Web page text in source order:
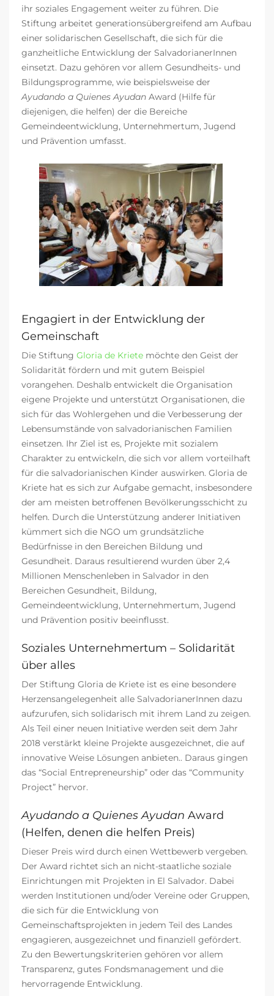
ihr soziales Engagement weiter zu führen. Die
Stiftung arbeitet generationsübergreifend am Aufbau
einer solidarischen Gesellschaft, die sich für die
ganzheitliche Entwicklung der SalvadorianerInnen
einsetzt. Dazu gehören vor allem Gesundheits- und
Bildungsprogramme, wie beispielsweise der
Ayudando a Quienes Ayudan Award (Hilfe für
diejenigen, die helfen) der die Bereiche
Gemeindeentwicklung, Unternehmertum, Jugend
und Prävention umfasst.
Engagiert in der Entwicklung der
Gemeinschaft
Die Stiftung Gloria de Kriete möchte den Geist der
Solidarität fördern und mit gutem Beispiel
vorangehen. Deshalb entwickelt die Organisation
eigene Projekte und unterstützt Organisationen, die
sich für das Wohlergehen und die Verbesserung der
Lebensumstände von salvadorianischen Familien
einsetzen. Ihr Ziel ist es, Projekte mit sozialem
Charakter zu entwickeln, die sich vor allem vorteilhaft
für die salvadorianischen Kinder auswirken. Gloria de
Kriete hat es sich zur Aufgabe gemacht, insbesondere
der am meisten betroffenen Bevölkerungsschicht zu
helfen. Durch die Unterstützung anderer Initiativen
kümmert sich die NGO um grundsätzliche
Bedürfnisse in den Bereichen Bildung und
Gesundheit. Daraus resultierend wurden über 2,4
Millionen Menschenleben in Salvador in den
Bereichen Gesundheit, Bildung,
Gemeindeentwicklung, Unternehmertum, Jugend
und Prävention positiv beeinflusst.
Soziales Unternehmertum – Solidarität
über alles
Der Stiftung Gloria de Kriete ist es eine besondere
Herzensangelegenheit alle SalvadorianerInnen dazu
aufzurufen, sich solidarisch mit ihrem Land zu zeigen.
Als Teil einer neuen Initiative werden seit dem Jahr
2018 verstärkt kleine Projekte ausgezeichnet, die auf
innovative Weise Lösungen anbieten.. Daraus gingen
das “Social Entrepreneurship” oder das “Community
Project” hervor.
Ayudando a Quienes Ayudan Award
(Helfen, denen die helfen Preis)
Dieser Preis wird durch einen Wettbewerb vergeben.
Der Award richtet sich an nicht-staatliche soziale
Einrichtungen mit Projekten in El Salvador. Dabei
werden Institutionen und/oder Vereine oder Gruppen,
die sich für die Entwicklung von
Gemeinschaftsprojekten in jedem Teil des Landes
engagieren, ausgezeichnet und finanziell gefördert.
Zu den Bewertungskriterien gehören vor allem
Transparenz, gutes Fondsmanagement und die
hervorragende Entwicklung.